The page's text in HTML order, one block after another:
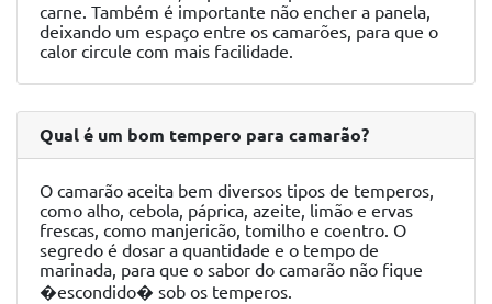
carne. Também é importante não encher a panela,
deixando um espaço entre os camarões, para que o
calor circule com mais facilidade.
Qual é um bom tempero para camarão?
O camarão aceita bem diversos tipos de temperos,
como alho, cebola, páprica, azeite, limão e ervas
frescas, como manjericão, tomilho e coentro. O
segredo é dosar a quantidade e o tempo de
marinada, para que o sabor do camarão não fique
�escondido� sob os temperos.